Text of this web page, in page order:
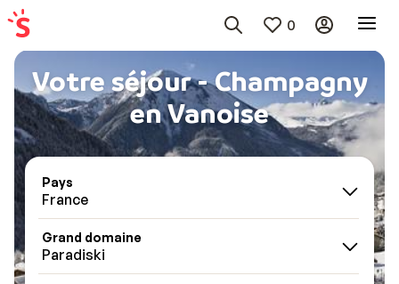
0
Votre séjour - Champagny
en Vanoise
Pays
France
Grand domaine
Paradiski